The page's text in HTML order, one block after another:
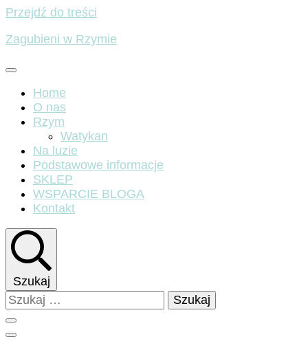
Przejdź do treści
Zagubieni w Rzymie
Home
O nas
Rzym
Watykan
Na luzie
Podstawowe informacje
SKLEP
WSPARCIE BLOGA
Kontakt
Szukaj
Szukaj: